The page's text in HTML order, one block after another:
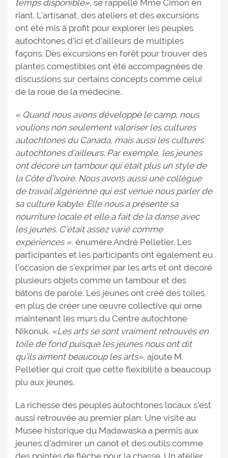
temps disponible», se rappelle Mme Cimon en
riant. L’artisanat, des ateliers et des excursions
ont été mis à profit pour explorer les peuples
autochtones d’ici et d’ailleurs de multiples
façons. Des excursions en forêt pour trouver des
plantes comestibles ont été accompagnées de
discussions sur certains concepts comme celui
de la roue de la médecine.
« Quand nous avons développé le camp, nous
voulions non seulement valoriser les cultures
autochtones du Canada, mais aussi les cultures
autochtones d’ailleurs. Par exemple, les jeunes
ont décoré un tambour qui était plus un style de
la Côte d’Ivoire. Nous avons aussi une collègue
de travail algérienne qui est venue nous parler de
sa culture kabyle. Elle nous a présenté sa
nourriture locale et elle a fait de la danse avec
les jeunes. C’était assez varié comme
expériences », énumère André Pelletier. Les
participantes et les participants ont également eu
l’occasion de s’exprimer par les arts et ont décoré
plusieurs objets comme un tambour et des
bâtons de parole. Les jeunes ont créé des toiles,
en plus de créer une œuvre collective qui orne
maintenant les murs du Centre autochtone
Nikonuk. «Les arts se sont vraiment retrouvés en
toile de fond puisque les jeunes nous ont dit
qu’ils aiment beaucoup les arts», ajoute M.
Pelletier qui croit que cette flexibilité a beaucoup
plu aux jeunes.
La richesse des peuples autochtones locaux s’est
aussi retrouvée au premier plan. Une visite au
Musée historique du Madawaska a permis aux
jeunes d’admirer un canot et des outils comme